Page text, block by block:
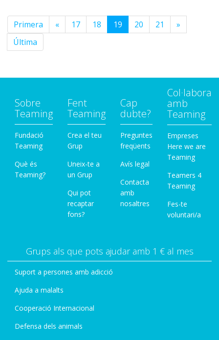
Primera « 17 18 19 20 21
»
Última
Sobre
Teaming
Fundació
Teaming
Què és
Teaming?
Fent
Teaming
Crea el teu
Grup
Uneix-te a
un Grup
Qui pot
recaptar
fons?
Cap
dubte?
Preguntes
freqüents
Avís legal
Contacta
amb
nosaltres
Col·labora
amb
Teaming
Empreses
Here we are
Teaming
Teamers 4
Teaming
Fes-te
voluntari/a
Grups als que pots ajudar amb 1 € al mes
Suport a persones amb adicció
Ajuda a malalts
Cooperació Internacional
Defensa dels animals